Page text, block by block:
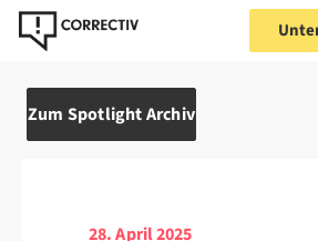
Zum Spotlight Archiv
28. April 2025